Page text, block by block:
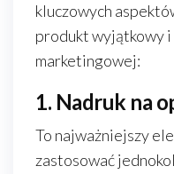
kluczowych
produkt wyjątkowy
marketingowej:
1. Nadruk na
To najważniejszy
zastosować